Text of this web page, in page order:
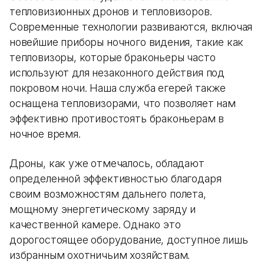
тепловизионных дронов и тепловизоров.
Современные технологии развиваются, включая
новейшие приборы ночного видения, такие как
тепловизоры, которые браконьеры часто
используют для незаконного действия под
покровом ночи. Наша служба егерей также
оснащена тепловизорами, что позволяет нам
эффективно противостоять браконьерам в
ночное время.
Дроны, как уже отмечалось, обладают
определенной эффективностью благодаря
своим возможностям дальнего полета,
мощному энергетическому заряду и
качественной камере. Однако это
дорогостоящее оборудование, доступное лишь
избранным охотничьим хозяйствам.